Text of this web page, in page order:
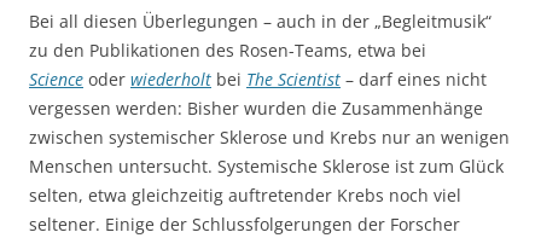
Bei all diesen Überlegungen – auch in der „Begleitmusik“
zu den Publikationen des Rosen-Teams, etwa bei
Science oder wiederholt bei The Scientist – darf eines nicht
vergessen werden: Bisher wurden die Zusammenhänge
zwischen systemischer Sklerose und Krebs nur an wenigen
Menschen untersucht. Systemische Sklerose ist zum Glück
selten, etwa gleichzeitig auftretender Krebs noch viel
seltener. Einige der Schlussfolgerungen der Forscher